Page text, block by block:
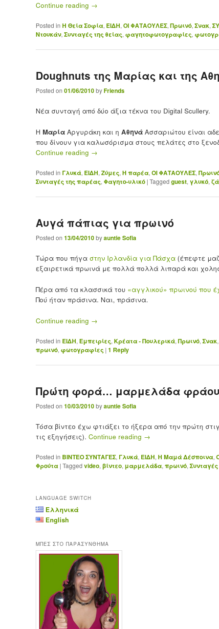
Continue reading →
Posted in H Θεία Σοφία, ΕΙΔΗ, ΟΙ ΦΑΤΑΟΥΛΕΣ, Πρωινό, Σνακ,
Ντουκάν, Συνταγές της θείας, φαγητοφωτογραφίες,
Doughnuts της Μαρίας και της
Posted on 01/06/2010byFriends
Νέα συνταγή από δύο άξια τέκνα του Digital Scullery.
Η Μαρία Αργυράκη και η ΑθηνάΑσσαριώτου είναι
που δίνουν για καλωσόρισμα στους πελάτες στο
Continue reading →
Posted in Γλυκά, ΕΙΔΗ, Ζύμες, Η παρέα, ΟΙ ΦΑΤΑΟΥΛΕΣ,
Συνταγές της παρέας, Φαγητο-υλικό | Tagged guest, γλυκό,
Αυγά πάπιας για πρωινό
Posted on 13/04/2010byauntie Sofia
Τώρα που πήγα στην Ιρλανδία για Πάσχα(έπεφτε
εξαιρετικά πρωινά με πολλά πολλά λιπαρά και
Πέρα από τα κλασσικά του «αγγλικού» πρωινού που
Πού ήταν πράσινα. Ναι, πράσινα.
Continue reading →
Posted in ΕΙΔΗ, Εμπειρίες, Κρέατα - Πουλερικά, Πρωινό, Σνακ
πρωινό, φωτογραφίες | 1 Reply
Πρώτη φορά… μαρμελάδα
Posted on 10/03/2010byauntie Sofia
Τόσα βίντεο έχω φτιάξει το ήξερα από την πρώτη
τις εξηγήσεις). Continue reading →
Posted in ΒΙΝΤΕΟ ΣΥΝΤΑΓΕΣ, Γλυκά, ΕΙΔΗ, Η Μαμά Δέσποινα,
Φρούτα | Tagged video, βίντεο, μαρμελάδα, πρωινό, Συνταγές
LANGUAGE SWITCH
Ελληνικά
English
ΜΠΕΣ ΣΤΟ ΠΑΡΑΣΥΝΘΗΜΑ